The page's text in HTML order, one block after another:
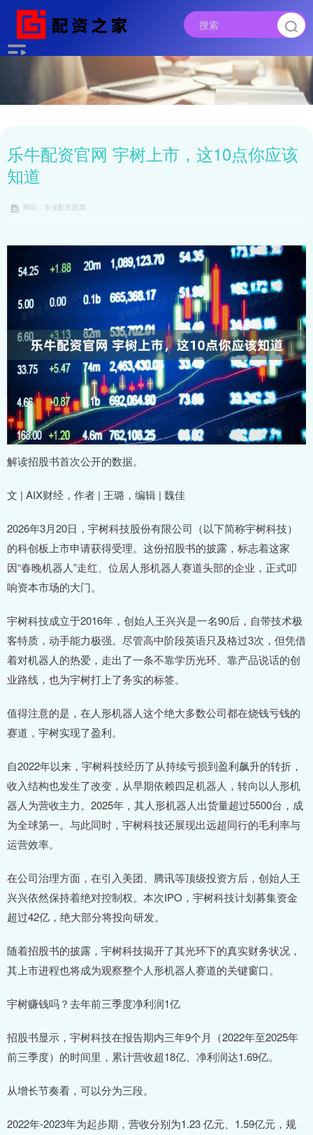
乐牛配资官网 宇树上市，这10点你应该
知道
网站：专业配资股票
解读招股书首次公开的数据。
文 | AIX财经，作者 | 王璐，编辑 | 魏佳
2026年3月20日，宇树科技股份有限公司（以下简称宇树科技）
的科创板上市申请获得受理。这份招股书的披露，标志着这家
因“春晚机器人”走红、位居人形机器人赛道头部的企业，正式叩
响资本市场的大门。
宇树科技成立于2016年，创始人王兴兴是一名90后，自带技术极
客特质，动手能力极强。尽管高中阶段英语只及格过3次，但凭借
着对机器人的热爱，走出了一条不靠学历光环、靠产品说话的创
业路线，也为宇树打上了务实的标签。
值得注意的是，在人形机器人这个绝大多数公司都在烧钱亏钱的
赛道，宇树实现了盈利。
自2022年以来，宇树科技经历了从持续亏损到盈利飙升的转折，
收入结构也发生了改变，从早期依赖四足机器人，转向以人形机
器人为营收主力。2025年，其人形机器人出货量超过5500台，成
为全球第一。与此同时，宇树科技还展现出远超同行的毛利率与
运营效率。
在公司治理方面，在引入美团、腾讯等顶级投资方后，创始人王
兴兴依然保持着绝对控制权。本次IPO，宇树科技计划募集资金
超过42亿，绝大部分将投向研发。
随着招股书的披露，宇树科技揭开了其光环下的真实财务状况，
其上市进程也将成为观察整个人形机器人赛道的关键窗口。
宇树赚钱吗？去年前三季度净利润1亿
招股书显示，宇树科技在报告期内三年9个月（2022年至2025年
前三季度）的时间里，累计营收超18亿、净利润达1.69亿。
从增长节奏看，可以分为三段。
2022年-2023年为起步期，营收分别为1.23 亿元、1.59亿元，规